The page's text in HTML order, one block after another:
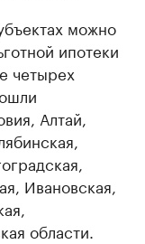
можно
ипотеки
четырех
Алтай,
Ивановская,
области.